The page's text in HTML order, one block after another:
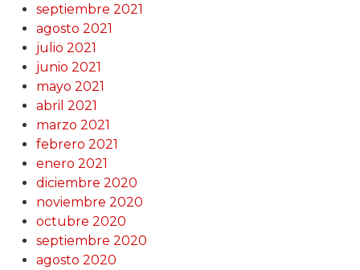
septiembre 2021
agosto 2021
julio 2021
junio 2021
mayo 2021
abril 2021
marzo 2021
febrero 2021
enero 2021
diciembre 2020
noviembre 2020
octubre 2020
septiembre 2020
agosto 2020